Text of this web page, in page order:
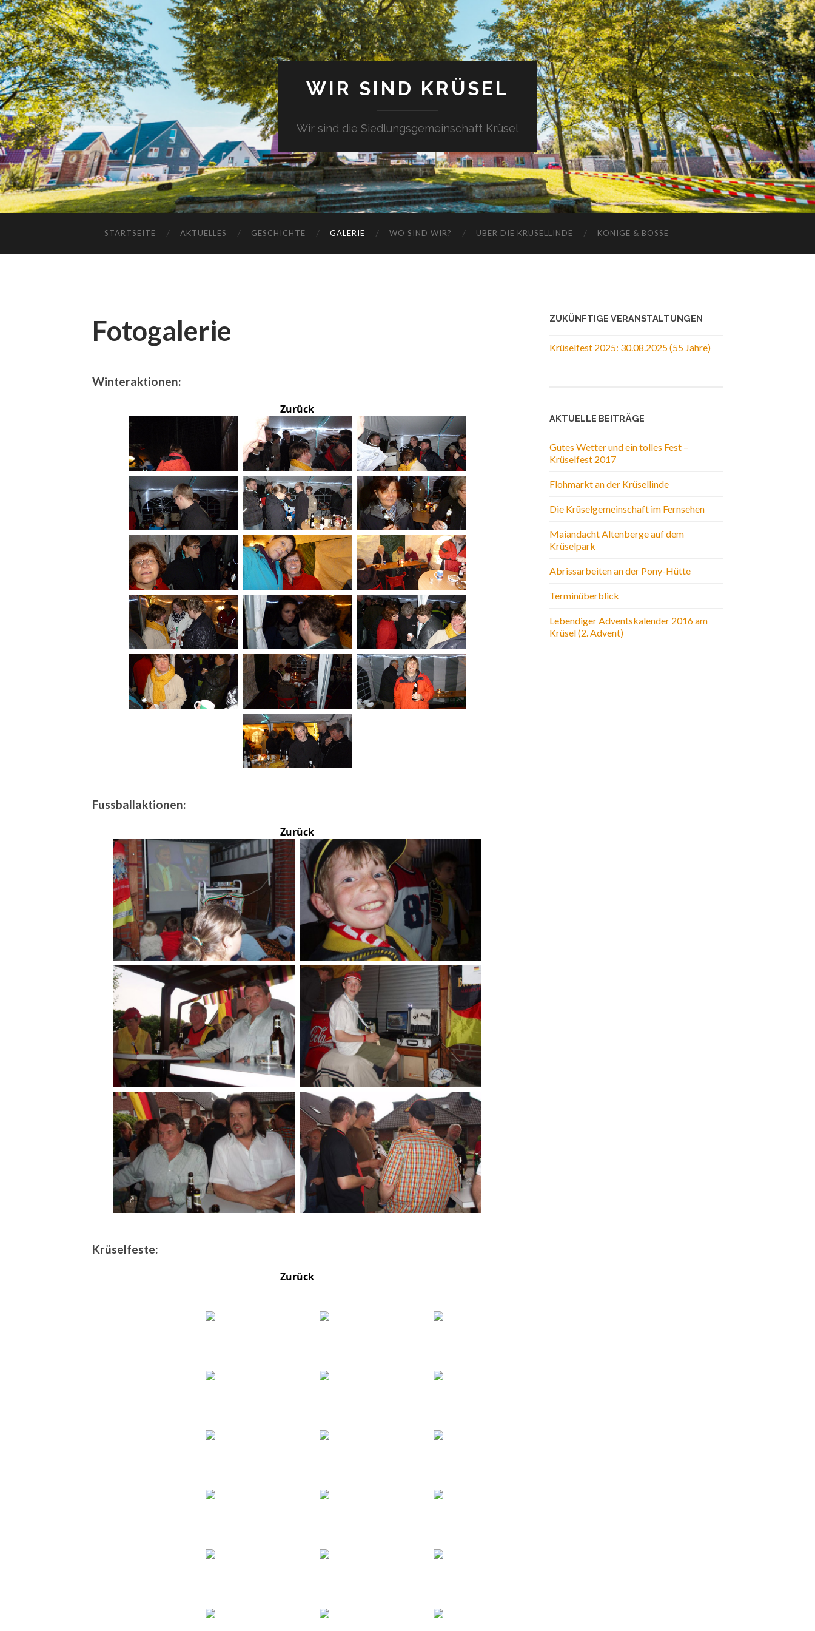
WIR SIND KRÜSEL
Wir sind die Siedlungsgemeinschaft Krüsel
STARTSEITE AKTUELLES GESCHICHTE GALERIE WO SIND WIR? ÜBER DIE KRÜSELLINDE KÖNIGE & BOSSE
Fotogalerie
Winteraktionen:
Zurück
Fussballaktionen:
Zurück
Krüselfeste:
Zurück
ZUKÜNFTIGE VERANSTALTUNGEN
Krüselfest 2025: 30.08.2025 (55 Jahre)
AKTUELLE BEITRÄGE
Gutes Wetter und ein tolles Fest –
Krüselfest 2017
Flohmarkt an der Krüsellinde
Die Krüselgemeinschaft im Fernsehen
Maiandacht Altenberge auf dem
Krüselpark
Abrissarbeiten an der Pony-Hütte
Terminüberblick
Lebendiger Adventskalender 2016 am
Krüsel (2. Advent)